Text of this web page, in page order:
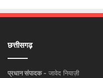
छत्तीसगढ़
प्रधान संपादक - जावेद नियाज़ी